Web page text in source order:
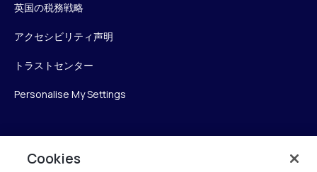
英国の税務戦略
アクセシビリティ声明
トラストセンター
Personalise My Settings
Verint
Cookies